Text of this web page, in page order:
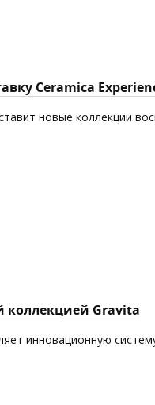
Ceramica
новые коллекции
коллекцией Gravita
инновационную